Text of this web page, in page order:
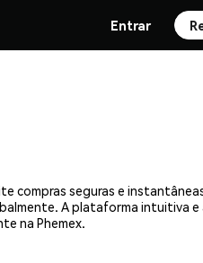
Entrar
compras seguras e
A plataforma intuitiva
na Phemex.